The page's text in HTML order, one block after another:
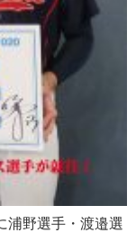
野選手・渡邉選